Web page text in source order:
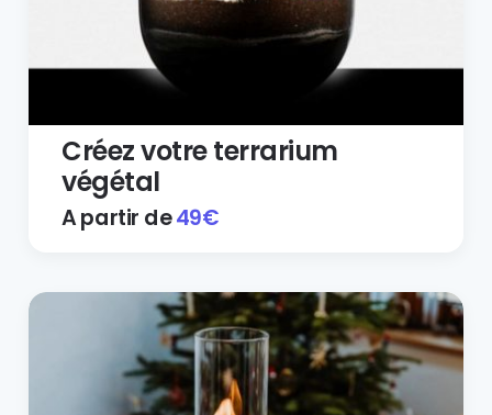
Créez votre terrarium
végétal
A partir de49€